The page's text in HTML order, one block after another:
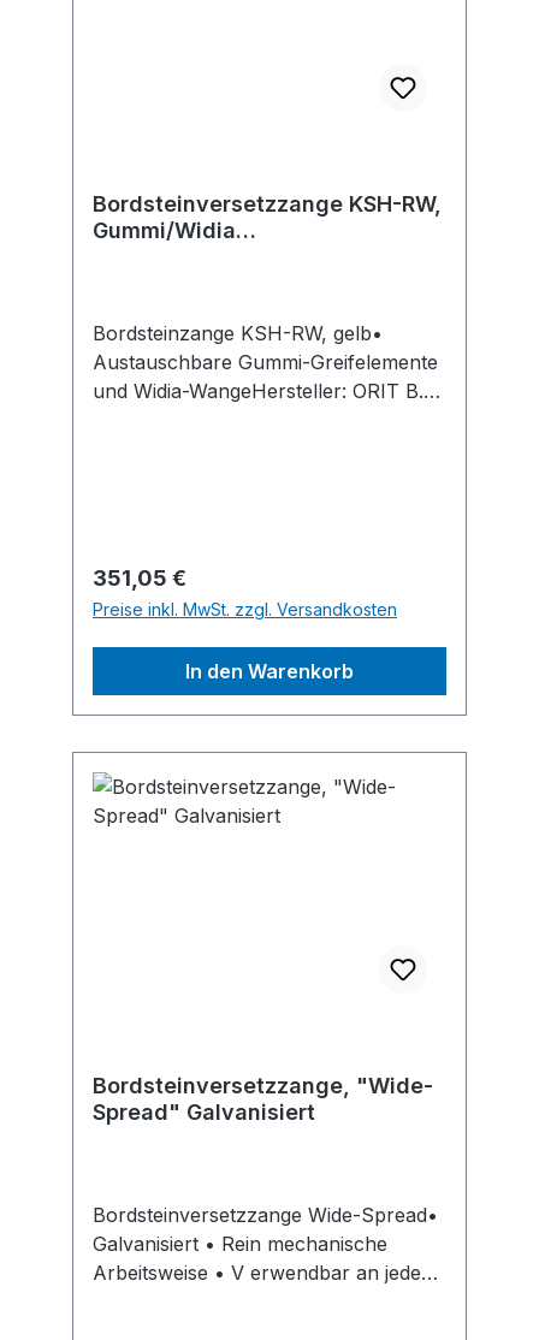
Bordsteinversetzzange KSH-RW,
Gummi/Widia
Bordsteinzange KSH-RW, gelb•
Austauschbare Gummi-Greifelemente
und Widia-WangeHersteller: ORIT B.V.,
Regulärer Preis:
351,05 €
Preise inkl. MwSt. zzgl. Versandkosten
In den Warenkorb
Bordsteinversetzzange, "Wide-
Spread" Galvanisiert
Bordsteinversetzzange Wide-Spread•
Galvanisiert • Rein mechanische
Arbeitsweise • V erwendbar an jedem